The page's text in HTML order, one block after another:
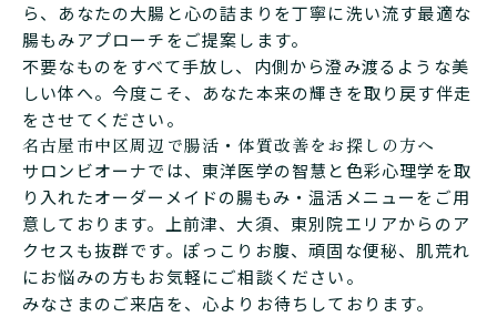
ら、あなたの大腸と心の詰まりを丁寧に洗い流す最適な
腸もみアプローチをご提案します。
不要なものをすべて手放し、内側から澄み渡るような美
しい体へ。今度こそ、あなた本来の輝きを取り戻す伴走
をさせてください。
名古屋市中区周辺で腸活・体質改善をお探しの方へ
サロンビオーナでは、東洋医学の智慧と色彩心理学を取
り入れたオーダーメイドの腸もみ・温活メニューをご用
意しております。上前津、大須、東別院エリアからのア
クセスも抜群です。ぽっこりお腹、頑固な便秘、肌荒れ
にお悩みの方もお気軽にご相談ください。
みなさまのご来店を、心よりお待ちしております。